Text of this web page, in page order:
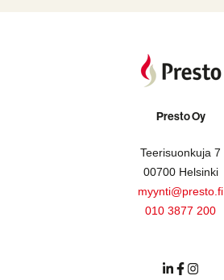
Presto Oy
Teerisuonkuja 7
00700 Helsinki
myynti@presto.fi
010 3877 200